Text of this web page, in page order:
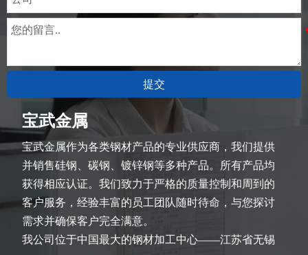
提交
宝武金属
宝武金属作为各类钢材产品的专业供应商，我们提供
并销售硅钢、碳钢、镀锌钢等多种产品。所有产品均
获得相应认证。我们致力于严格的质量控制和周到的
客户服务，经验丰富的员工团队随时待命，与您探讨
需求并确保客户完全满意。
我公司位于中国最大的钢材加工中心——江苏省无锡